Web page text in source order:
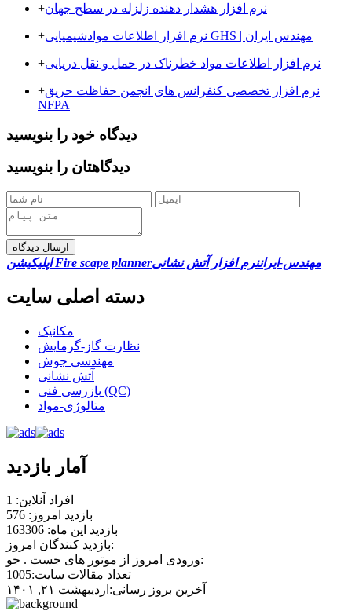
+نرم افزار هشدار دهنده زلزله در سطح جهان
+ نرم افزار اطلاعات موادشیمیایی GHS | مهندس ایران
+نرم افزار اطلاعات مواد خطرناک در حمل و نقل دریایی
+نرم افزار تخصصی کنفرانس های انجمن حفاظت حریق
NFPA
دیدگاه خود را بنویسید
دیدگاهتان را بنویسید
ارسال دیدگاه
اپلیکیشن Fire scape planner مهندس-ایراننرم افزار آتش نشانی
دسته اصلی سایت
مکانیک
نظارت گاز-گرمایش
مهندسی جوش
آتش نشانی
بازرسی فنی (QC)
متالوژی-مواد
آمار بازدید
افراد آنلاین: 1
بازدید امروز: 576
بازدید این ماه: 163306
بازدید کنندگان امروز:
ورودی امروز از موتور های جست . جو:
تعداد مقالات سایت:1005
آخرین بروز رسانی:اردیبهشت ۲۱, ۱۴۰۱